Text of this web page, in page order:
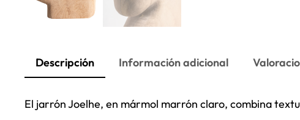
Descripción Información adicional
El jarrón Joelhe, en mármol marrón claro, combina